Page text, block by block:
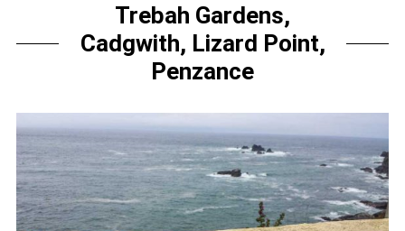
Trebah Gardens,
Cadgwith, Lizard Point,
Penzance